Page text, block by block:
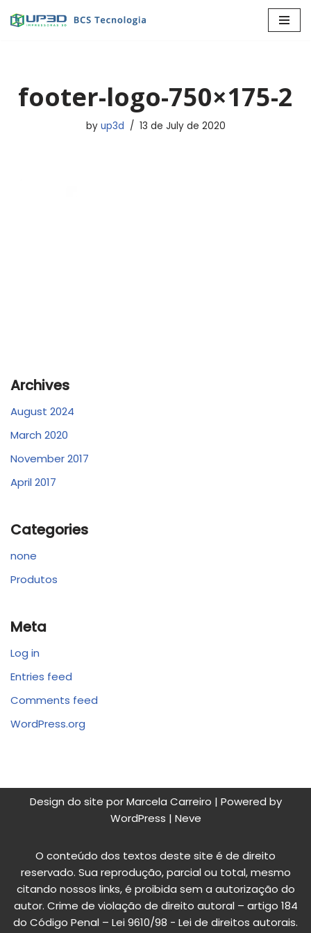
footer-logo-750×175-2
by up3d 13 de July de 2020
Archives
August 2024
March 2020
November 2017
April 2017
Categories
none
Produtos
Meta
Log in
Entries feed
Comments feed
WordPress.org
Design do site por Marcela Carreiro | Powered by
WordPress | Neve
O conteúdo dos textos deste site é de direito
reservado. Sua reprodução, parcial ou total, mesmo
citando nossos links, é proibida sem a autorização do
autor. Crime de violação de direito autoral – artigo 184
do Código Penal – Lei 9610/98 - Lei de direitos autorais.